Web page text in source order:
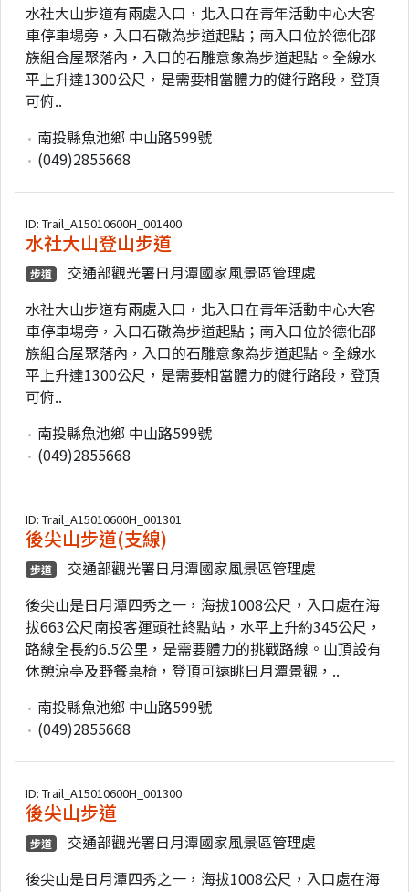
水社大山步道有兩處入口，北入口在青年活動中心大客
車停車場旁，入口石礅為步道起點；南入口位於德化邵
族組合屋聚落內，入口的石雕意象為步道起點。全線水
平上升達1300公尺，是需要相當體力的健行路段，登頂
可俯..
南投縣魚池鄉 中山路599號
(049)2855668
ID: Trail_A15010600H_001400
水社大山登山步道
步道
交通部觀光署日月潭國家風景區管理處
水社大山步道有兩處入口，北入口在青年活動中心大客
車停車場旁，入口石礅為步道起點；南入口位於德化邵
族組合屋聚落內，入口的石雕意象為步道起點。全線水
平上升達1300公尺，是需要相當體力的健行路段，登頂
可俯..
南投縣魚池鄉 中山路599號
(049)2855668
ID: Trail_A15010600H_001301
後尖山步道(支線)
步道
交通部觀光署日月潭國家風景區管理處
後尖山是日月潭四秀之一，海拔1008公尺，入口處在海
拔663公尺南投客運頭社終點站，水平上升約345公尺，
路線全長約6.5公里，是需要體力的挑戰路線。山頂設有
休憩涼亭及野餐桌椅，登頂可遠眺日月潭景觀，..
南投縣魚池鄉 中山路599號
(049)2855668
ID: Trail_A15010600H_001300
後尖山步道
步道
交通部觀光署日月潭國家風景區管理處
後尖山是日月潭四秀之一，海拔1008公尺，入口處在海